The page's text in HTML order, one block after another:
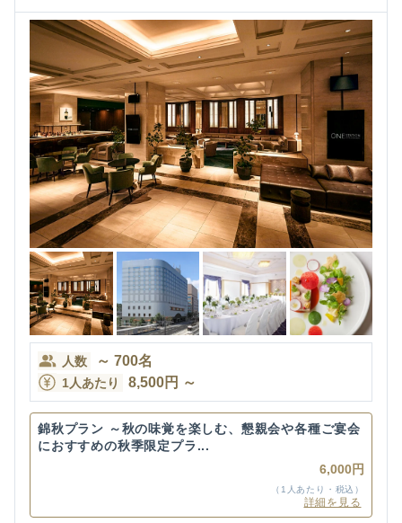
人数 ～ 700名
1人あたり 8,500円 ～
錦秋プラン ～秋の味覚を楽しむ、懇親会や各種ご宴会
におすすめの秋季限定プラ...
6,000円
（1人あたり・税込）
詳細を見る